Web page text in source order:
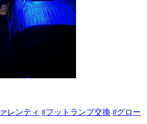
レンティ #フットランプ交換 #グロー